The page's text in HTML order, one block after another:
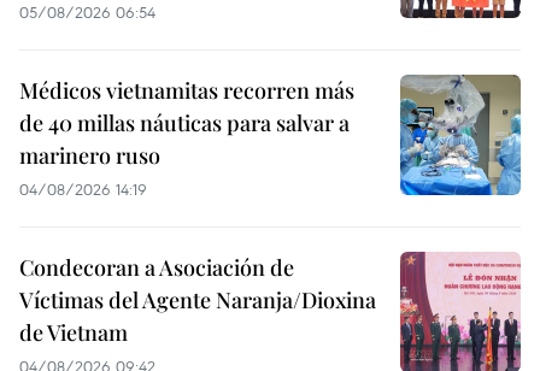
05/08/2026 06:54
Médicos vietnamitas recorren más
de 40 millas náuticas para salvar a
marinero ruso
04/08/2026 14:19
Condecoran a Asociación de
Víctimas del Agente Naranja/Dioxina
de Vietnam
04/08/2026 09:42